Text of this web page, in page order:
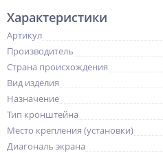
Характеристики
Артикул
Производитель
Страна происхождения
Вид изделия
Назначение
Тип кронштейна
Место крепления (установки)
Диагональ экрана